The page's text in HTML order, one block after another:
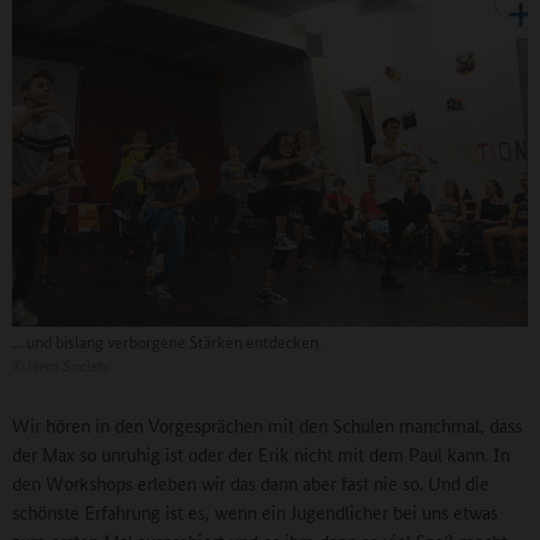
Wir hören in den Vorgesprächen mit den Schulen manchmal, dass
der Max so unruhig ist oder der Erik nicht mit dem Paul kann. In
den Workshops erleben wir das dann aber fast nie so. Und die
schönste Erfahrung ist es, wenn ein Jugendlicher bei uns etwas